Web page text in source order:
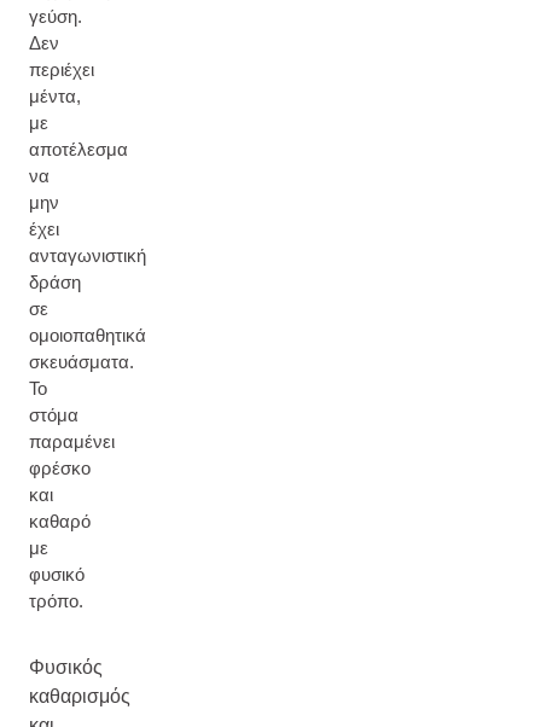
γεύση.
Δεν
περιέχει
μέντα,
με
αποτέλεσμα
να
μην
έχει
ανταγωνιστική
δράση
σε
ομοιοπαθητικά
σκευάσματα.
Το
στόμα
παραμένει
φρέσκο
και
καθαρό
με
φυσικό
τρόπο.
Φυσικός
καθαρισμός